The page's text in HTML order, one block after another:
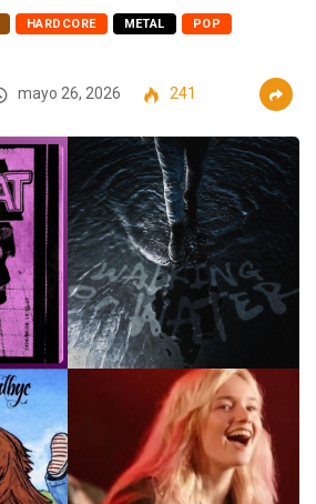
HARDCORE METAL POP
mayo 26, 2026 241